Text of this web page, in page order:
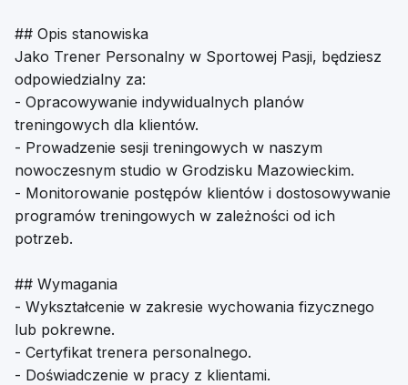
## Opis stanowiska
Jako Trener Personalny w Sportowej Pasji, będziesz
odpowiedzialny za:
- Opracowywanie indywidualnych planów
treningowych dla klientów.
- Prowadzenie sesji treningowych w naszym
nowoczesnym studio w Grodzisku Mazowieckim.
- Monitorowanie postępów klientów i dostosowywanie
programów treningowych w zależności od ich
potrzeb.
## Wymagania
- Wykształcenie w zakresie wychowania fizycznego
lub pokrewne.
- Certyfikat trenera personalnego.
- Doświadczenie w pracy z klientami.